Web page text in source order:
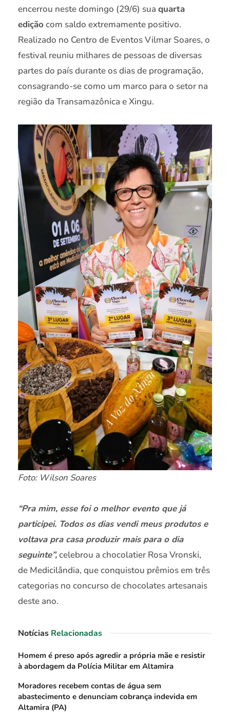
encerrou neste domingo (29/6) sua quarta
edição com saldo extremamente positivo.
Realizado no Centro de Eventos Vilmar Soares, o
festival reuniu milhares de pessoas de diversas
partes do país durante os dias de programação,
consagrando-se como um marco para o setor na
região da Transamazônica e Xingu.
Foto: Wilson Soares
“Pra mim, esse foi o melhor evento que já
participei. Todos os dias vendi meus produtos e
voltava pra casa produzir mais para o dia
seguinte”,celebrou a chocolatier Rosa Vronski,
de Medicilândia, que conquistou prêmios em três
categorias no concurso de chocolates artesanais
deste ano.
Notícias Relacionadas
Homem é preso após agredir a própria mãe e resistir
à abordagem da Polícia Militar em Altamira
Moradores recebem contas de água sem
abastecimento e denunciam cobrança indevida em
Altamira (PA)